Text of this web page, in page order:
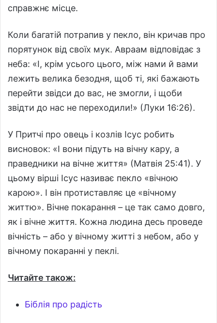
справжнє місце.
Коли багатій потрапив у пекло, він кричав про
порятунок від своїх мук. Авраам відповідає з
неба: «І, крім усього цього, між нами й вами
лежить велика безодня, щоб ті, які бажають
перейти звідси до вас, не змогли, і щоби
звідти до нас не переходили!» (Луки 16:26).
У Притчі про овець і козлів Ісус робить
висновок: «І вони підуть на вічну кару, а
праведники на вічне життя» (Матвія 25:41). У
цьому вірші Ісус називає пекло «вічною
карою». І він протиставляє це «вічному
життю». Вічне покарання – це так само довго,
як і вічне життя. Кожна людина десь проведе
вічність – або у вічному житті з небом, або у
вічному покаранні у пеклі.
Читайте також:
Біблія про радість